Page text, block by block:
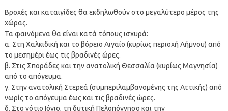
Βροχές και καταιγίδες θα εκδηλωθούν στο μεγαλύτερο μέρος της
χώρας.
Τα φαινόμενα θα είναι κατά τόπους ισχυρά:
α. Στη Χαλκιδική και το βόρειο Αιγαίο (κυρίως περιοχή Λήμνου) από
το μεσημέρι έως τις βραδινές ώρες.
β. Στις Σποράδες και την ανατολική Θεσσαλία (κυρίως Μαγνησία)
από το απόγευμα.
γ. Στην ανατολική Στερεά (συμπεριλαμβανομένης της Αττικής) από
νωρίς το απόγευμα έως και τις βραδινές ώρες.
δ. Στο νότιο Ιόνιο, τη δυτική Πελοπόννησο και την